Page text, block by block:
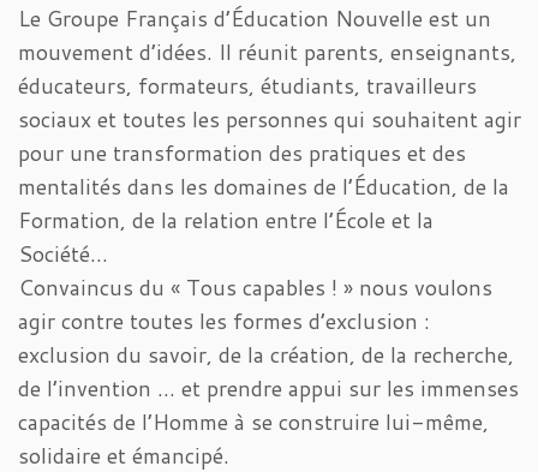
Le Groupe Français d’Éducation Nouvelle est un
mouvement d’idées. Il réunit parents, enseignants,
éducateurs, formateurs, étudiants, travailleurs
sociaux et toutes les personnes qui souhaitent agir
pour une transformation des pratiques et des
mentalités dans les domaines de l’Éducation, de la
Formation, de la relation entre l’École et la
Société…
Convaincus du « Tous capables ! » nous voulons
agir contre toutes les formes d’exclusion :
exclusion du savoir, de la création, de la recherche,
de l’invention … et prendre appui sur les immenses
capacités de l’Homme à se construire lui-même,
solidaire et émancipé.